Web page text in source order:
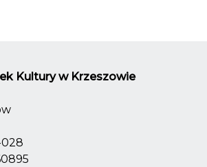
Kultury w Krzeszowie
028